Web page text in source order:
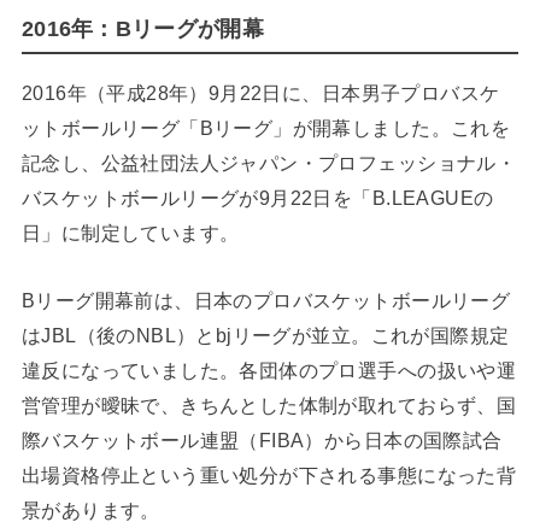
2016年：Bリーグが開幕
2016年（平成28年）9月22日に、日本男子プロバスケ
ットボールリーグ「Bリーグ」が開幕しました。これを
記念し、公益社団法人ジャパン・プロフェッショナル・
バスケットボールリーグが9月22日を「B.LEAGUEの
日」に制定しています。
Bリーグ開幕前は、日本のプロバスケットボールリーグ
はJBL（後のNBL）とbjリーグが並立。これが国際規定
違反になっていました。各団体のプロ選手への扱いや運
営管理が曖昧で、きちんとした体制が取れておらず、国
際バスケットボール連盟（FIBA）から日本の国際試合
出場資格停止という重い処分が下される事態になった背
景があります。